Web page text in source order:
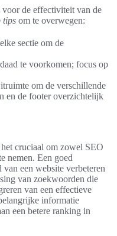
voor de effectiviteit van de
tips om te overwegen:
sectie om de
te voorkomen; focus op
om de verschillende
en de footer overzichtelijk
cruciaal om zowel SEO
nemen. Een goed
een website verbeteren
van zoekwoorden die
van een effectieve
informatie
een betere ranking in